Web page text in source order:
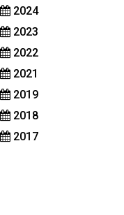
2024
2023
2022
2021
2019
2018
2017